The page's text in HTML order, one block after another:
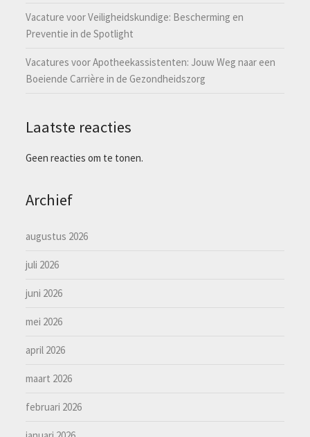
Vacature voor Veiligheidskundige: Bescherming en
Preventie in de Spotlight
Vacatures voor Apotheekassistenten: Jouw Weg naar een
Boeiende Carrière in de Gezondheidszorg
Laatste reacties
Geen reacties om te tonen.
Archief
augustus 2026
juli 2026
juni 2026
mei 2026
april 2026
maart 2026
februari 2026